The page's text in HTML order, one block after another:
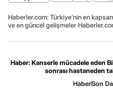
Haberler.com: Türkiye’nin en
ve en güncel gelişmeler
Haber: Kanserle mücadele eden
sonrası hastaneden
HaberSon